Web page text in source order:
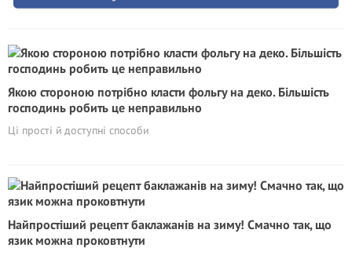
Якою стороною потрібно класти фольгу на деко. Більшість
господинь робить це неправильно
Ці прості й доступні способи
Найпростіший рецепт баклажанів на зиму! Смачно так, що
язик можна проковтнути